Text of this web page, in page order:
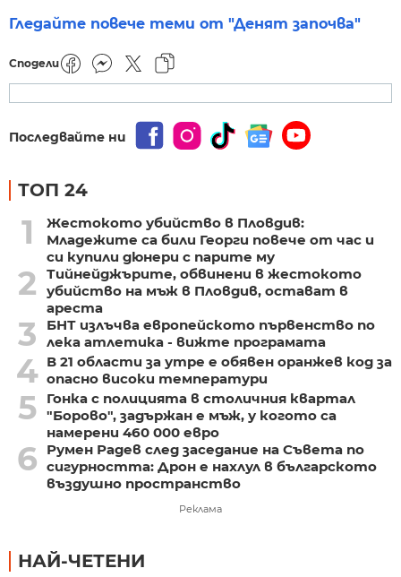
Гледайте повече теми от "Денят започва"
Сподели
Последвайте ни
ТОП 24
1
Жестокото убийство в Пловдив:
Младежите са били Георги повече от час и
си купили дюнери с парите му
2
Тийнейджърите, обвинени в жестокото
убийство на мъж в Пловдив, остават в
ареста
3
БНТ излъчва европейското първенство по
лека атлетика - вижте програмата
4 В 21 области за утре е обявен оранжев код за
опасно високи температури
5
Гонка с полицията в столичния квартал
"Борово", задържан е мъж, у когото са
намерени 460 000 евро
6
Румен Радев след заседание на Съвета по
сигурността: Дрон е нахлул в българското
въздушно пространство
Реклама
НАЙ-ЧЕТЕНИ